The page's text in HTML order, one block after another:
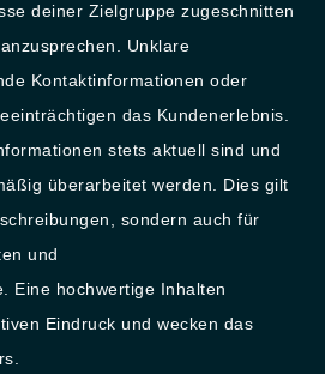
deiner Zielgruppe zugeschnitten
Unklare
Kontaktinformationen oder
das Kundenerlebnis.
stets aktuell sind und
überarbeitet werden. Dies gilt
sondern auch für
und
Eine hochwertige Inhalten
Eindruck und wecken das